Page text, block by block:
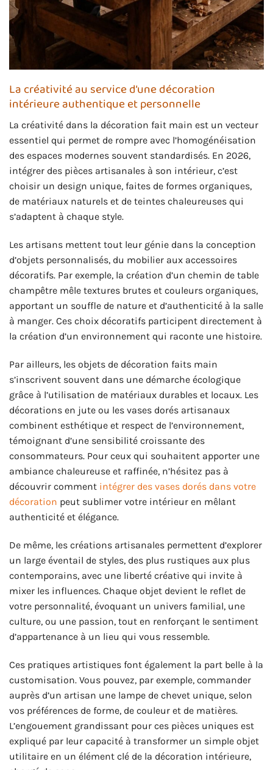
La créativité au service d’une décoration
intérieure authentique et personnelle
La créativité dans la décoration fait main est un vecteur
essentiel qui permet de rompre avec l’homogénéisation
des espaces modernes souvent standardisés. En 2026,
intégrer des pièces artisanales à son intérieur, c’est
choisir un design unique, faites de formes organiques,
de matériaux naturels et de teintes chaleureuses qui
s’adaptent à chaque style.
Les artisans mettent tout leur génie dans la conception
d’objets personnalisés, du mobilier aux accessoires
décoratifs. Par exemple, la création d’un chemin de table
champêtre mêle textures brutes et couleurs organiques,
apportant un souffle de nature et d’authenticité à la salle
à manger. Ces choix décoratifs participent directement à
la création d’un environnement qui raconte une histoire.
Par ailleurs, les objets de décoration faits main
s’inscrivent souvent dans une démarche écologique
grâce à l’utilisation de matériaux durables et locaux. Les
décorations en jute ou les vases dorés artisanaux
combinent esthétique et respect de l’environnement,
témoignant d’une sensibilité croissante des
consommateurs. Pour ceux qui souhaitent apporter une
ambiance chaleureuse et raffinée, n’hésitez pas à
découvrir comment intégrer des vases dorés dans votre
décoration peut sublimer votre intérieur en mêlant
authenticité et élégance.
De même, les créations artisanales permettent d’explorer
un large éventail de styles, des plus rustiques aux plus
contemporains, avec une liberté créative qui invite à
mixer les influences. Chaque objet devient le reflet de
votre personnalité, évoquant un univers familial, une
culture, ou une passion, tout en renforçant le sentiment
d’appartenance à un lieu qui vous ressemble.
Ces pratiques artistiques font également la part belle à la
customisation. Vous pouvez, par exemple, commander
auprès d’un artisan une lampe de chevet unique, selon
vos préférences de forme, de couleur et de matières.
L’engouement grandissant pour ces pièces uniques est
expliqué par leur capacité à transformer un simple objet
utilitaire en un élément clé de la décoration intérieure,